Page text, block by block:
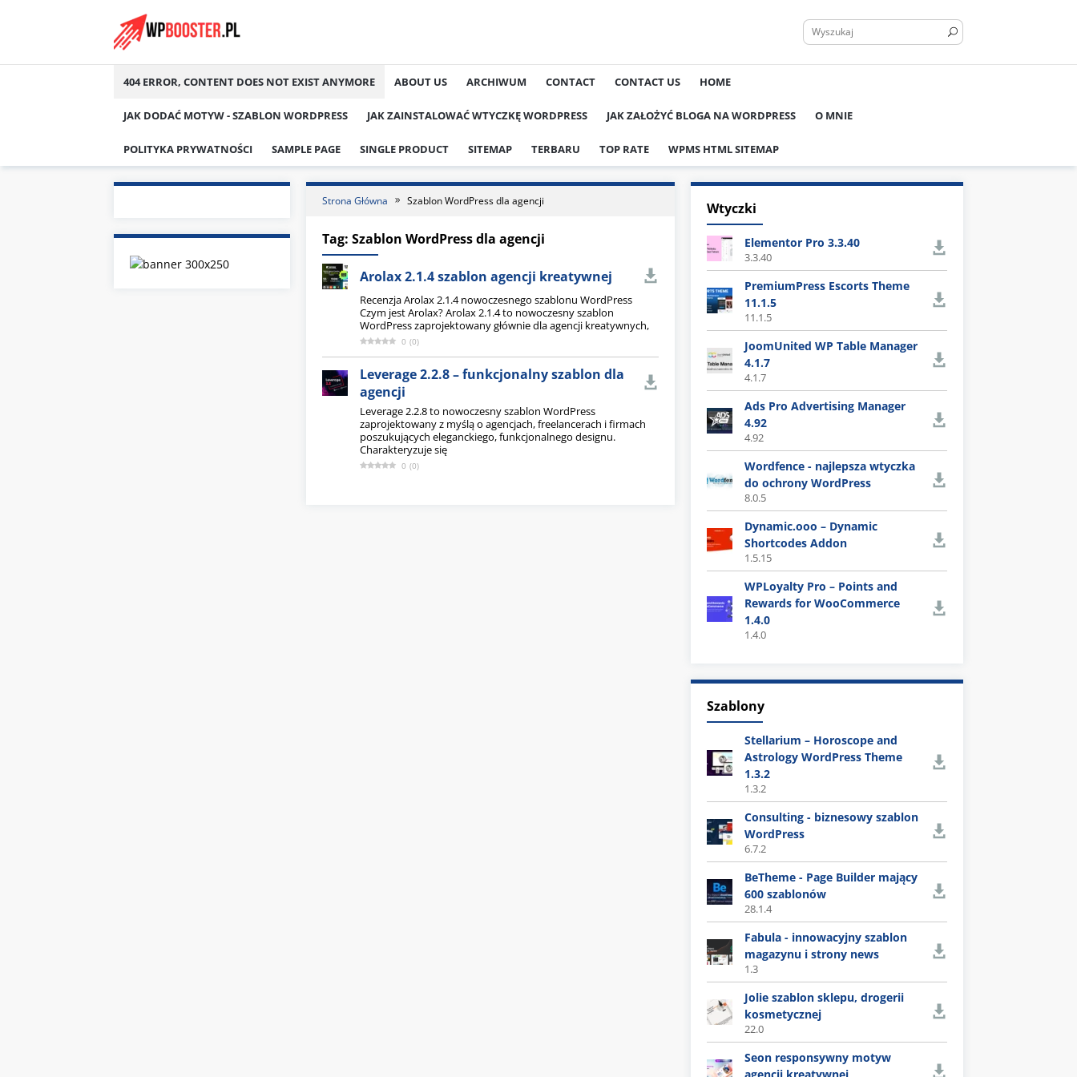
404 ERROR, CONTENT DOES NOT EXIST ANYMORE ABOUT US ARCHIWUM CONTACT CONTACT US HOME
JAK DODAĆ MOTYW - SZABLON WORDPRESS JAK ZAINSTALOWAĆ WTYCZKĘ WORDPRESS JAK ZAŁOŻYĆ BLOGA NA WORDPRESS O MNIE
POLITYKA PRYWATNOŚCI SAMPLE PAGE SINGLE PRODUCT SITEMAP TERBARU TOP RATE WPMS HTML SITEMAP
Strona Główna Szablon WordPress dla agencji
Tag: Szablon WordPress dla agencji
Arolax 2.1.4 szablon agencji kreatywnej
Recenzja Arolax 2.1.4 nowoczesnego szablonu WordPress
Czym jest Arolax? Arolax 2.1.4 to nowoczesny szablon
WordPress zaprojektowany głównie dla agencji kreatywnych,
0 (0)
Leverage 2.2.8 – funkcjonalny szablon dla
agencji
Leverage 2.2.8 to nowoczesny szablon WordPress
zaprojektowany z myślą o agencjach, freelancerach i firmach
poszukujących eleganckiego, funkcjonalnego designu.
Charakteryzuje się
0 (0)
Wtyczki
Elementor Pro 3.3.40
3.3.40
PremiumPress Escorts Theme
11.1.5
11.1.5
JoomUnited WP Table Manager
4.1.7
4.1.7
Ads Pro Advertising Manager
4.92
4.92
Wordfence - najlepsza wtyczka
do ochrony WordPress
8.0.5
Dynamic.ooo – Dynamic
Shortcodes Addon
1.5.15
WPLoyalty Pro – Points and
Rewards for WooCommerce
1.4.0
1.4.0
Szablony
Stellarium – Horoscope and
Astrology WordPress Theme
1.3.2
1.3.2
Consulting - biznesowy szablon
WordPress
6.7.2
BeTheme - Page Builder mający
600 szablonów
28.1.4
Fabula - innowacyjny szablon
magazynu i strony news
1.3
Jolie szablon sklepu, drogerii
kosmetycznej
22.0
Seon responsywny motyw